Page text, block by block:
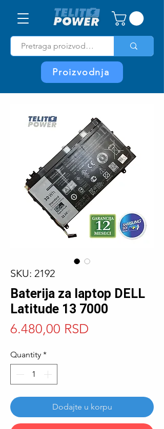
Proizvodnja
SKU: 2192
Baterija za laptop DELL
Latitude 13 7000
6.480,00 RSD
Quantity *
Dodajte u korpu